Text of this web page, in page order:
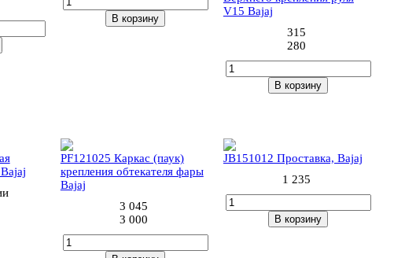
В корзину
V15 Bajaj
315
280
В корзину
PF121025 Каркас (паук)
крепления обтекателя фары
Bajaj
3 045
3 000
JB151012 Проставка, Bajaj
1 235
В корзину